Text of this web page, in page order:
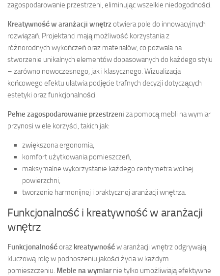
zagospodarowanie przestrzeni, eliminując wszelkie niedogodności.
Kreatywność w aranżacji wnętrzotwiera pole do innowacyjnych
rozwiązań. Projektanci mają możliwość korzystania z
różnorodnych wykończeń oraz materiałów, co pozwala na
stworzenie unikalnych elementów dopasowanych do każdego stylu
– zarówno nowoczesnego, jak i klasycznego. Wizualizacja
końcowego efektu ułatwia podjęcie trafnych decyzji dotyczących
estetyki oraz funkcjonalności.
Pełne zagospodarowanie przestrzeni za pomocą mebli na wymiar
przynosi wiele korzyści, takich jak:
zwiększona ergonomia,
komfort użytkowania pomieszczeń,
maksymalne wykorzystanie każdego centymetra wolnej
powierzchni,
tworzenie harmonijnej i praktycznej aranżacji wnętrza.
Funkcjonalność i kreatywność w aranżacji
wnętrz
Funkcjonalnośćoraz kreatywnośćw aranżacji wnętrz odgrywają
kluczową rolę w podnoszeniu jakości życia w każdym
pomieszczeniu. Meble na wymiarnie tylko umożliwiają efektywne